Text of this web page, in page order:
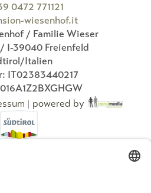
0472 771121
wiesenhof.it
/ Familie Wieser
I-39040 Freienfeld
Italien
IT02383440217
| powered by